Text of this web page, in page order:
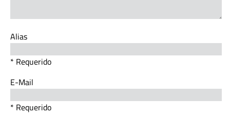
Alias
* Requerido
E-Mail
* Requerido